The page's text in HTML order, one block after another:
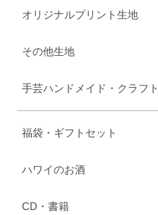
オリジナルプリント生地
その他生地
手芸ハンドメイド・クラフト
福袋・ギフトセット
ハワイのお酒
CD・書籍